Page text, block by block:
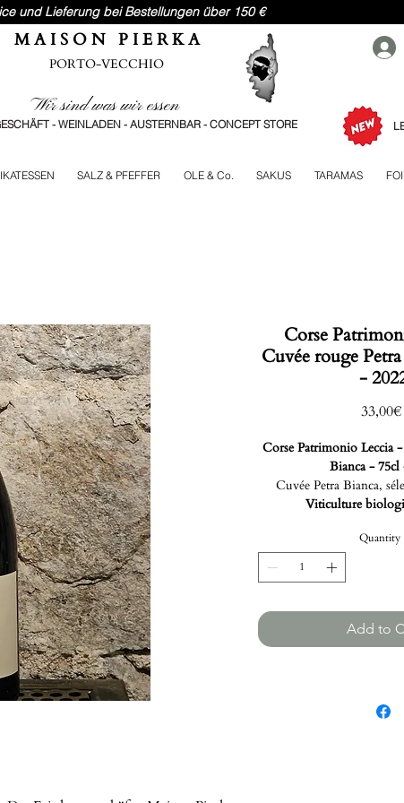
und Lieferung bei Bestellungen über 150 €
M A I S O N P I E R K A
PORTO-VECCHIO
Wir sind was wir essen
- WEINLADEN - AUSTERNBAR - CONCEPT STORE
SALZ & PFEFFER OLE & Co. SAKUS TARAMAS
Corse
Cuvée rouge
-
33,00€
Corse Patrimonio Leccia
Bianca - 75cl
Cuvée Petra Bianca,
Viticulture
Quantity
Add to